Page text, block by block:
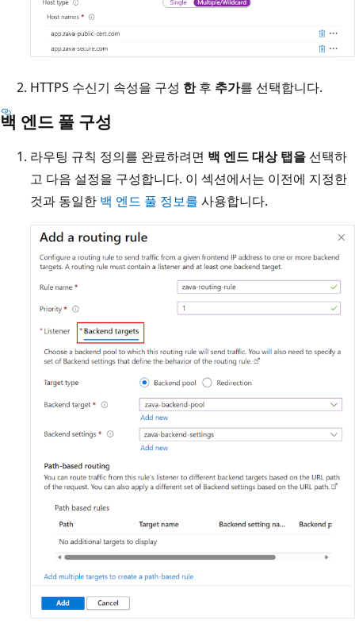
HTTPS 수신기 속성을 구성 한후 추가를 선택합니다.
백 엔드 풀 구성
라우팅 규칙 정의를 완료하려면 백 엔드 대상 탭을 선택하
고 다음 설정을 구성합니다. 이 섹션에서는 이전에 지정한
것과 동일한 백 엔드 풀 정보를 사용합니다.